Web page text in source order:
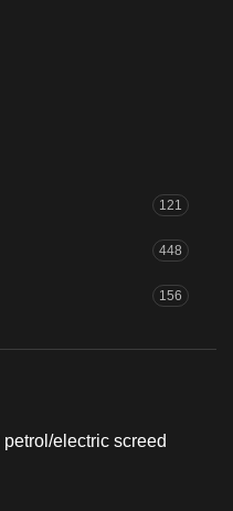
121
448
156
electric screed